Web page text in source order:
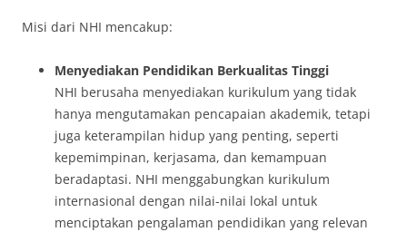
Misi dari NHI mencakup:
Menyediakan Pendidikan Berkualitas Tinggi
NHI berusaha menyediakan kurikulum yang tidak
hanya mengutamakan pencapaian akademik, tetapi
juga keterampilan hidup yang penting, seperti
kepemimpinan, kerjasama, dan kemampuan
beradaptasi. NHI menggabungkan kurikulum
internasional dengan nilai-nilai lokal untuk
menciptakan pengalaman pendidikan yang relevan